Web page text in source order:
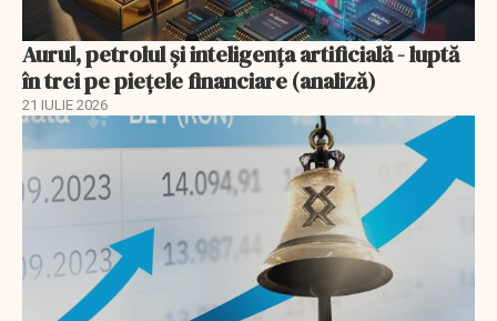
Aurul, petrolul şi inteligenţa artificială - luptă
în trei pe piețele financiare (analiză)
21 IULIE 2026